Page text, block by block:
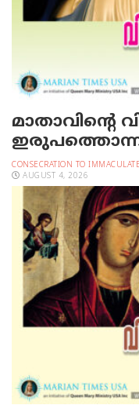
മാതാവിന്റെ
CONSECRATION TO
AUGUST 4, 2026